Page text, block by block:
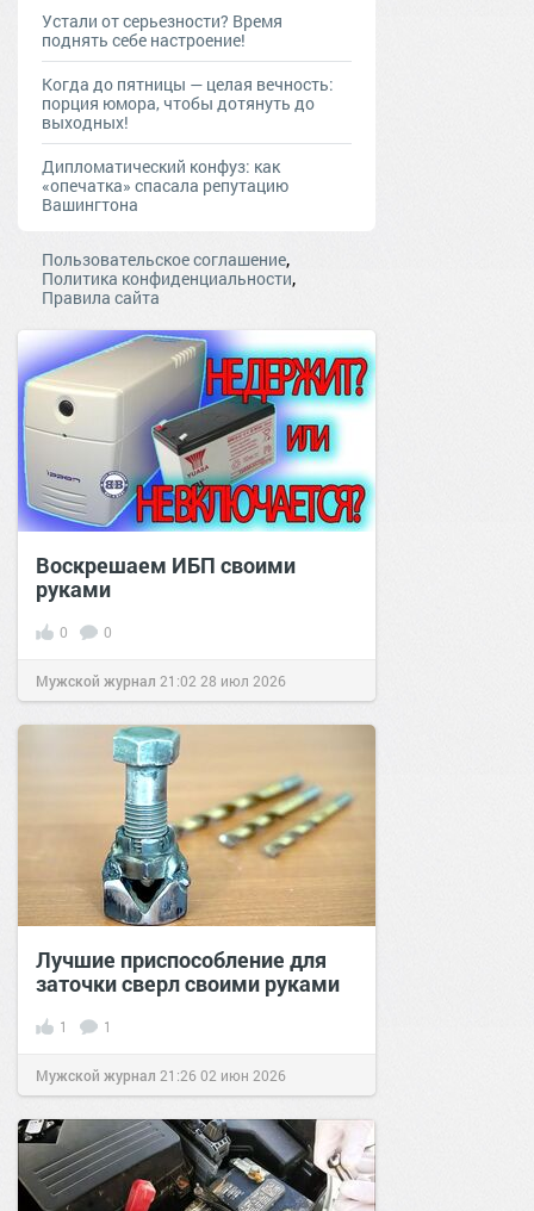
Устали от серьезности? Время
поднять себе настроение!
Когда до пятницы — целая вечность:
порция юмора, чтобы дотянуть до
выходных!
Дипломатический конфуз: как
«опечатка» спасала репутацию
Вашингтона
Пользовательское соглашение,
Политика конфиденциальности,
Правила сайта
Воскрешаем ИБП своими
руками
0 0
Мужской журнал 21:02 28 июл 2026
Лучшие приспособление для
заточки сверл своими руками
1 1
Мужской журнал 21:2602 июн 2026